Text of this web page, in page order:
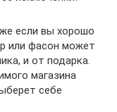
если вы хорошо
или фасон может
и от подарка.
магазина
себе